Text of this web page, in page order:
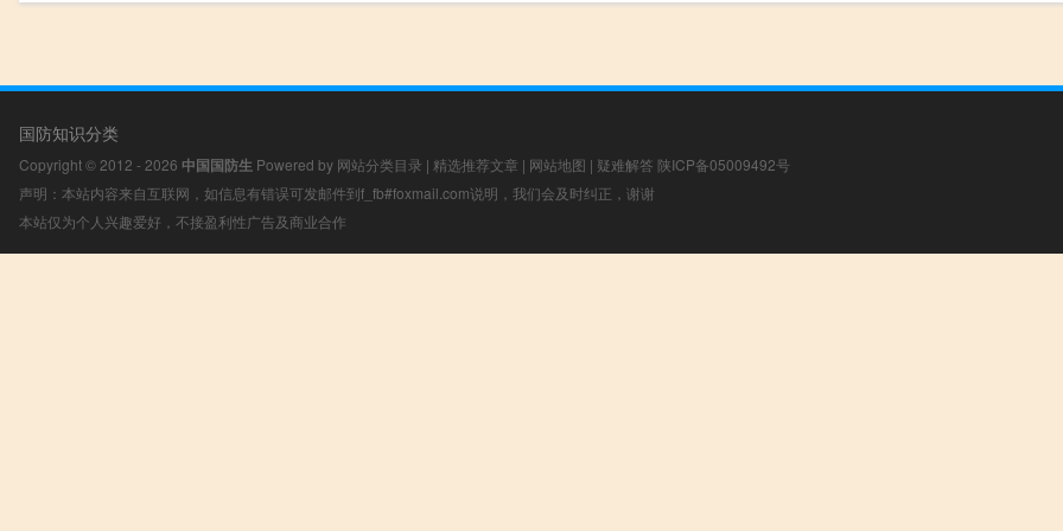
国防知识分类
Copyright © 2012 - 2026 中国国防生 Powered by 网站分类目录 | 精选推荐文章 | 网站地图 | 疑难解答 陕ICP备05009492号
声明：本站内容来自互联网，如信息有错误可发邮件到f_fb#foxmail.com说明，我们会及时纠正，谢谢
本站仅为个人兴趣爱好，不接盈利性广告及商业合作